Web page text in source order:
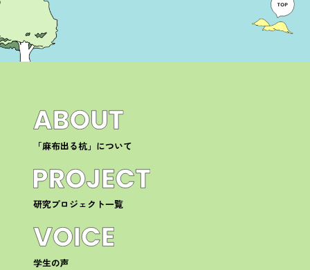
「麻布出る杭」について
研究プロジェクト一覧
学生の声